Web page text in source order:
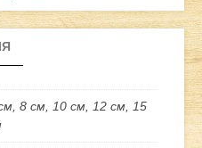
8 см, 10 см, 12 см, 15